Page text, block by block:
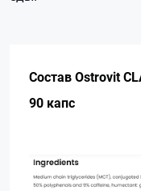
Состав Ostrovit
90 капс